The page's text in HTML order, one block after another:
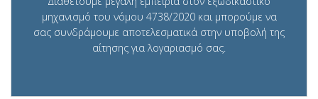
μηχανισμό του νόμου 4738/2020 και μπορούμε να
σας συνδράμουμε αποτελεσματικά στην υποβολή της
αίτησης για λογαριασμό σας.